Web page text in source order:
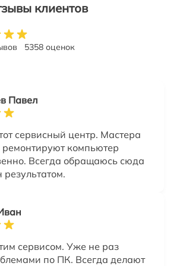
клиентов
5358 оценок
Павел
сервисный центр. Мастера
ремонтируют компьютер
Всегда обращаюсь сюда
результатом.
сервисом. Уже не раз
по ПК. Всегда делают